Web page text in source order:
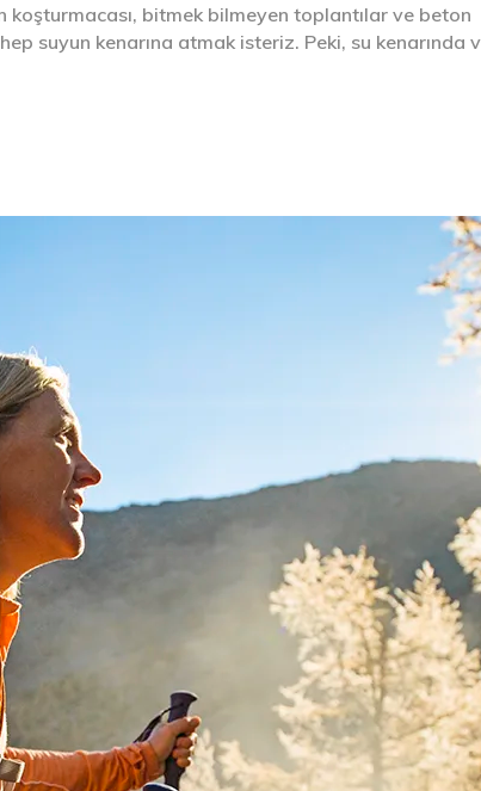
koşturmacası, bitmek bilmeyen toplantılar ve beton
hep suyun kenarına atmak isteriz. Peki, su kenarında